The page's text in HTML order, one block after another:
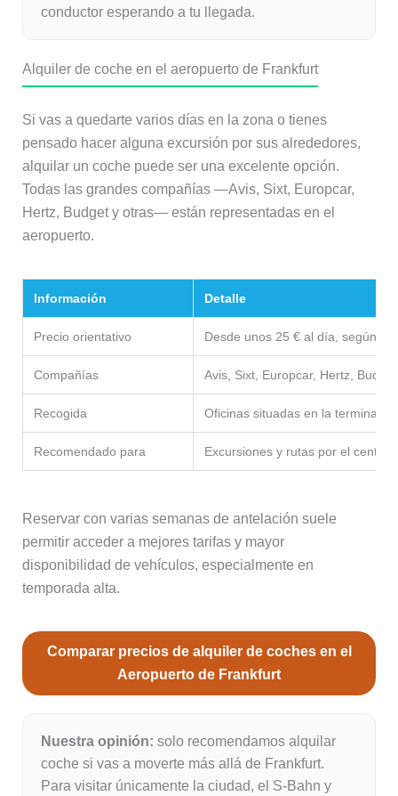
conductor esperando a tu llegada.
Alquiler de coche en el aeropuerto de Frankfurt
Si vas a quedarte varios días en la zona o tienes
pensado hacer alguna excursión por sus alrededores,
alquilar un coche puede ser una excelente opción.
Todas las grandes compañías —Avis, Sixt, Europcar,
Hertz, Budget y otras— están representadas en el
aeropuerto.
Información Detalle
Precio orientativo Desde unos 25 € al día, según
Compañías Avis, Sixt, Europcar, Hertz,
Recogida Oficinas situadas en la terminal
Recomendado para Excursiones y rutas por el centro
Reservar con varias semanas de antelación suele
permitir acceder a mejores tarifas y mayor
disponibilidad de vehículos, especialmente en
temporada alta.
Comparar precios de alquiler de coches en el
Aeropuerto de Frankfurt
Nuestra opinión: solo recomendamos alquilar
coche si vas a moverte más allá de Frankfurt.
Para visitar únicamente la ciudad, el S-Bahn y